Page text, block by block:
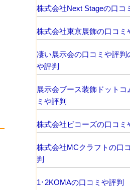
株式会社Next Stageの口コ
株式会社東京展飾の口コミ
凄い展示会の口コミや評判
や評判
展示会ブース装飾ドットコ
ミや評判
株式会社ビコーズの口コミ
株式会社MCクラフトの口
判
1･2KOMAの口コミや評判